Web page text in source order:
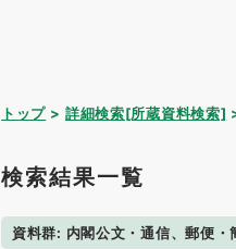
トップ 詳細検索[所蔵資料検索]
検索結果一覧
資料群: 内閣公文・通信、郵便